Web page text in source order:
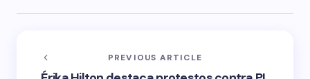
PREVIOUS ARTICLE